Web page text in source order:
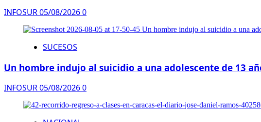
INFOSUR05/08/20260
SUCESOS
Un hombre indujo al suicidio a una adolescente de 13
INFOSUR05/08/20260